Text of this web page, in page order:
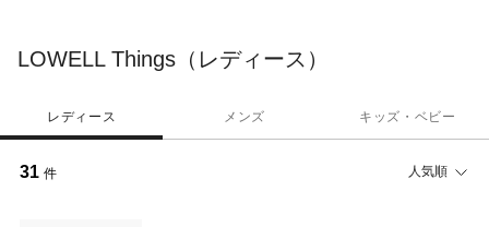
LOWELL Things（レディース）
レディース メンズ キッズ・ベビー
31 件 人気順